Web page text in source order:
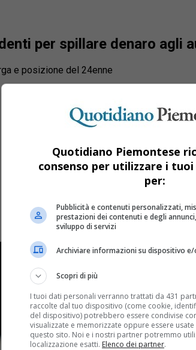
per spillare denaro agli
e posizione del 24enne
Quotidiano Piemontese
consenso per utilizzare i
per:
Pubblicità e contenuti personalizzati,
prestazioni dei contenuti e degli
sviluppo di servizi
Archiviare informazioni su dispositivo e/
Scopri di più
I tuoi dati personali verranno trattati da 431
raccolte dal tuo dispositivo (come cookie,
del dispositivo) potrebbero essere condivise
visualizzate e memorizzate oppure essere
questo sito. Noi e i nostri partner potremmo
localizzazione esatti. Elenco dei partner.